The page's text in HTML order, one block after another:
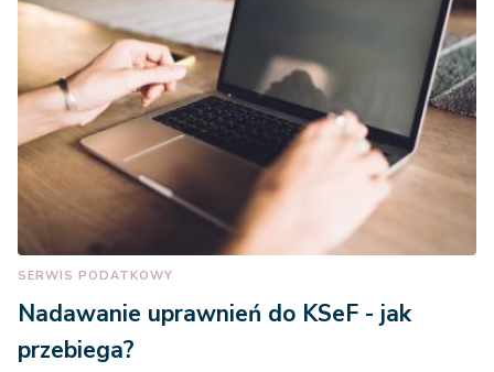
SERWIS PODATKOWY
Nadawanie uprawnień do KSeF - jak
przebiega?